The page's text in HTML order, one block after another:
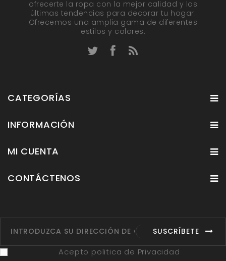
ofrecerte la ropa con la mejor calidad y las
últimas tendencias para decorar tu hogar.
Ofrecemos una amplia gama de diferentes
estilos y colores.
CATEGORÍAS
INFORMACIÓN
MI CUENTA
CONTÁCTENOS
SUSCRÍBETE
Acepto politica de Privacidad